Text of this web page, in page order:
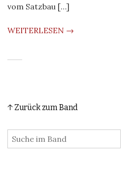
vom Satzbau […]
WEITERLESEN →
↑ Zurück zum Band
: